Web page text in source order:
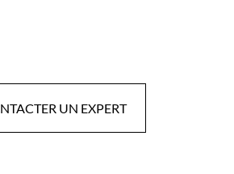
UN EXPERT